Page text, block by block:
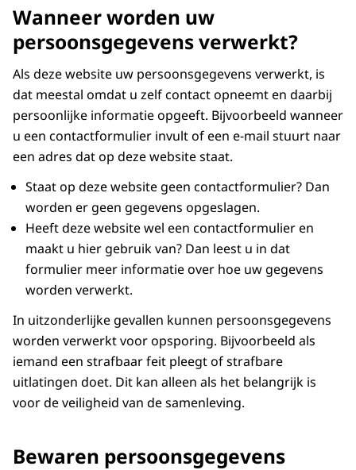
Wanneer worden uw
persoonsgegevens verwerkt?
Als deze website uw persoonsgegevens verwerkt, is
dat meestal omdat u zelf contact opneemt en daarbij
persoonlijke informatie opgeeft. Bijvoorbeeld wanneer
u een contactformulier invult of een e-mail stuurt naar
een adres dat op deze website staat.
Staat op deze website geen contactformulier? Dan
worden er geen gegevens opgeslagen.
Heeft deze website wel een contactformulier en
maakt u hier gebruik van? Dan leest u in dat
formulier meer informatie over hoe uw gegevens
worden verwerkt.
In uitzonderlijke gevallen kunnen persoonsgegevens
worden verwerkt voor opsporing. Bijvoorbeeld als
iemand een strafbaar feit pleegt of strafbare
uitlatingen doet. Dit kan alleen als het belangrijk is
voor de veiligheid van de samenleving.
Bewaren persoonsgegevens